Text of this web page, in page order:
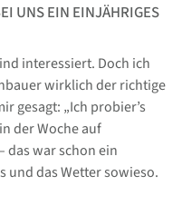
UNS EIN EINJÄHRIGES
interessiert. Doch ich
wirklich der richtige
gesagt: „Ich probier’s
der Woche auf
das war schon ein
und das Wetter sowieso.